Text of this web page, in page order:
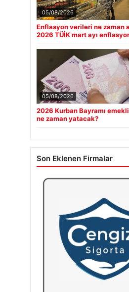
05/08/2026
Enflasyon verileri ne zaman
2026 TÜİK mart ayı
05/08/2026
2026 Kurban Bayramı
ne zaman yatacak?
Son Eklenen Firmalar